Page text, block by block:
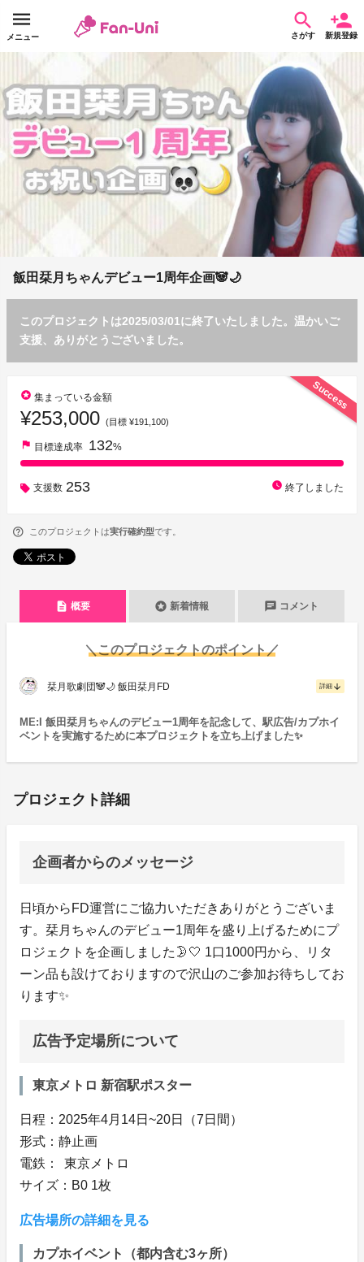
メニュー さがす 新規登録
飯田栞月ちゃんデビュー1周年企画🐼🌙
このプロジェクトは2025/03/01に終了いたしました。温かいご
支援、ありがとうございました。
Success
stars 集まっている金額
¥253,000 (目標 ¥191,100)
flag 目標達成率 132%
支援数 253 watch_later 終了しました
このプロジェクトは実行確約型です。
description 概要 stars 新着情報 chat コメント
＼このプロジェクトのポイント／
栞月歌劇団🐼🌙 飯田栞月FD 詳細 arrow_downward
ME:I 飯田栞月ちゃんのデビュー1周年を記念して、駅広告/カプホイ
ベントを実施するために本プロジェクトを立ち上げました✨️
プロジェクト詳細
企画者からのメッセージ
日頃からFD運営にご協力いただきありがとうございま
す。栞月ちゃんのデビュー1周年を盛り上げるためにプ
ロジェクトを企画しました🌛🤍 1口1000円から、リタ
ーン品も設けておりますので沢山のご参加お待ちしてお
ります✨️
広告予定場所について
東京メトロ 新宿駅ポスター
日程：2025年4月14日~20日（7日間）
形式：静止画
電鉄： 東京メトロ
サイズ：B0 1枚
広告場所の詳細を見る
カプホイベント（都内含む3ヶ所）